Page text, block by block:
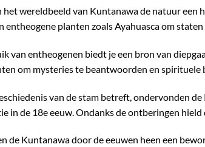
wereldbeeld van Kuntanawa de natuur een
entheogene planten zoals Ayahuasca om
van entheogenen biedt je een bron van
om mysteries te beantwoorden en spirituele
van de stam betreft, ondervonden
in de 18e eeuw. Ondanks de ontberingen
de Kuntanawa door de eeuwen heen een